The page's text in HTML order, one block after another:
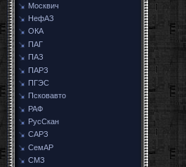
Москвич
НефАЗ
ОКА
ПАГ
ПАЗ
ПАРЗ
ПГЭС
Псковавто
РАФ
РусСкан
САРЗ
СемАР
СМЗ